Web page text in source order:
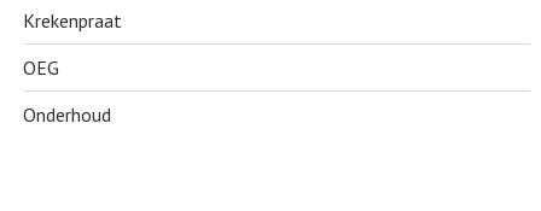
Krekenpraat
OEG
Onderhoud